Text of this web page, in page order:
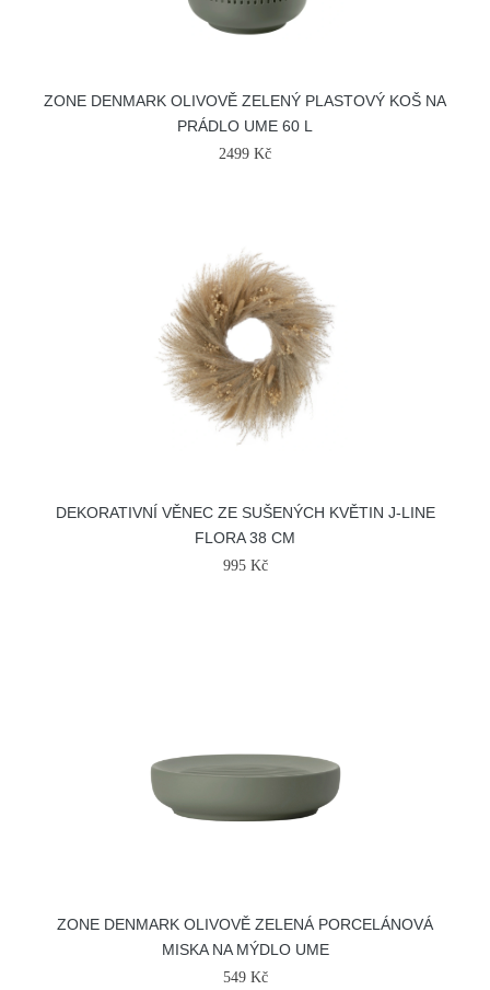
ZONE DENMARK OLIVOVĚ ZELENÝ PLASTOVÝ KOŠ NA
PRÁDLO UME 60 L
2499 Kč
DEKORATIVNÍ VĚNEC ZE SUŠENÝCH KVĚTIN J-LINE
FLORA 38 CM
995 Kč
ZONE DENMARK OLIVOVĚ ZELENÁ PORCELÁNOVÁ
MISKA NA MÝDLO UME
549 Kč